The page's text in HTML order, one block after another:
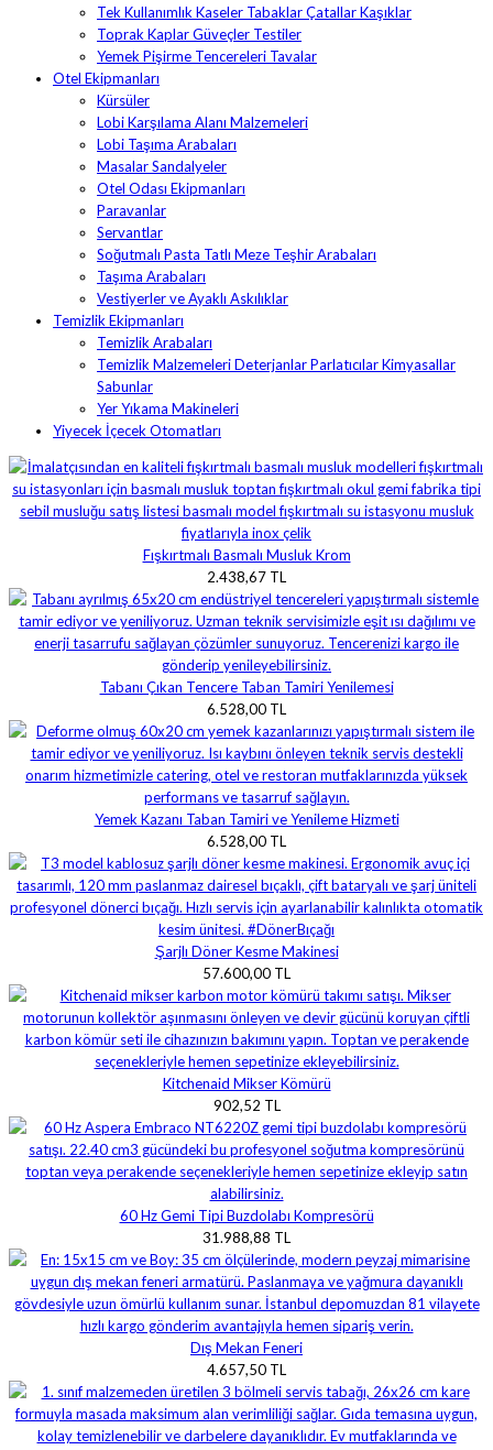
Tek Kullanımlık Kaseler Tabaklar Çatallar Kaşıklar
Toprak Kaplar Güveçler Testiler
Yemek Pişirme Tencereleri Tavalar
Otel Ekipmanları
Kürsüler
Lobi Karşılama Alanı Malzemeleri
Lobi Taşıma Arabaları
Masalar Sandalyeler
Otel Odası Ekipmanları
Paravanlar
Servantlar
Soğutmalı Pasta Tatlı Meze Teşhir Arabaları
Taşıma Arabaları
Vestiyerler ve Ayaklı Askılıklar
Temizlik Ekipmanları
Temizlik Arabaları
Temizlik Malzemeleri Deterjanlar Parlatıcılar Kimyasallar
Sabunlar
Yer Yıkama Makineleri
Yiyecek İçecek Otomatları
Fışkırtmalı Basmalı Musluk Krom
2.438,67 TL
Tabanı Çıkan Tencere Taban Tamiri Yenilemesi
6.528,00 TL
Yemek Kazanı Taban Tamiri ve Yenileme Hizmeti
6.528,00 TL
Şarjlı Döner Kesme Makinesi
57.600,00 TL
Kitchenaid Mikser Kömürü
902,52 TL
60 Hz Gemi Tipi Buzdolabı Kompresörü
31.988,88 TL
Dış Mekan Feneri
4.657,50 TL